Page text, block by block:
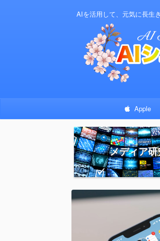
AIを活用して、元気に長生
Apple
メディア研